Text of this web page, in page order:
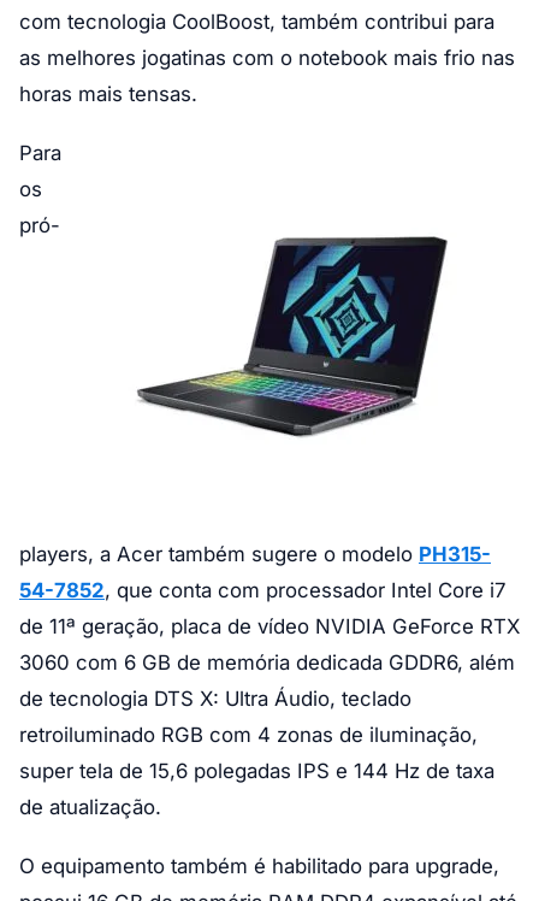
com tecnologia CoolBoost, também contribui para
as melhores jogatinas com o notebook mais frio nas
horas mais tensas.
Para
os
pró-
players, a Acer também sugere o modelo PH315-
54-7852, que conta com processador Intel Core i7
de 11ª geração, placa de vídeo NVIDIA GeForce RTX
3060 com 6 GB de memória dedicada GDDR6, além
de tecnologia DTS X: Ultra Áudio, teclado
retroiluminado RGB com 4 zonas de iluminação,
super tela de 15,6 polegadas IPS e 144 Hz de taxa
de atualização.
O equipamento também é habilitado para upgrade,